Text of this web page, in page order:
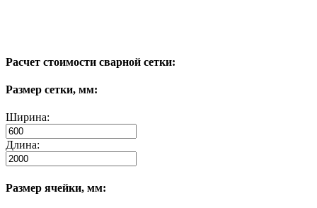
Расчет стоимости сварной сетки:
Размер сетки, мм:
Ширина:
Длина:
Размер ячейки, мм: